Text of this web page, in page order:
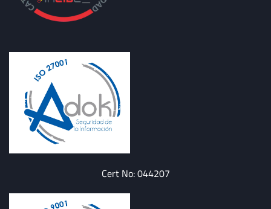
Cert No: 044207